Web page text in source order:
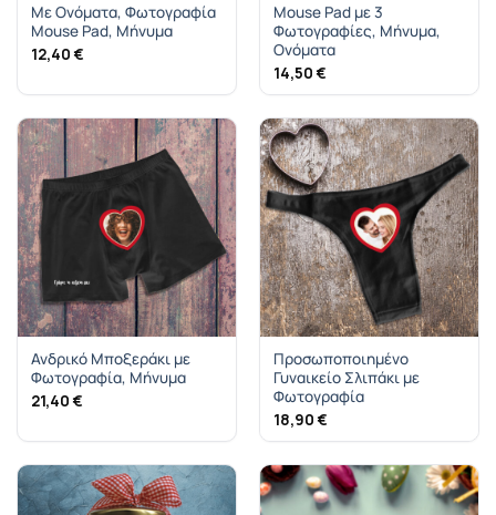
Με Ονόματα, Φωτογραφία
Mouse Pad, Μήνυμα
12,40 €
Mouse Pad με 3
Φωτογραφίες, Μήνυμα,
Ονόματα
14,50 €
Ανδρικό Μποξεράκι με
Φωτογραφία, Μήνυμα
21,40 €
Προσωποποιημένο
Γυναικείο Σλιπάκι με
Φωτογραφία
18,90 €